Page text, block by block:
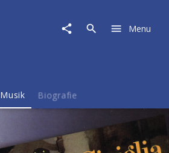
Menu
Musik Biografie